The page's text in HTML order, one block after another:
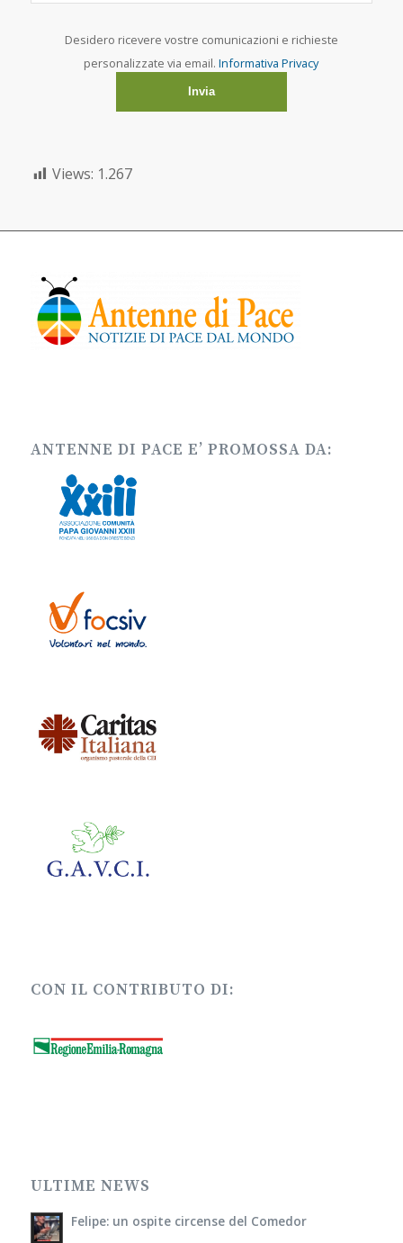
Desidero ricevere vostre comunicazioni e richieste
personalizzate via email.Informativa Privacy
Views: 1.267
ANTENNE DI PACE E’ PROMOSSA DA:
CON IL CONTRIBUTO DI:
ULTIME NEWS
Felipe: un ospite circense del Comedor